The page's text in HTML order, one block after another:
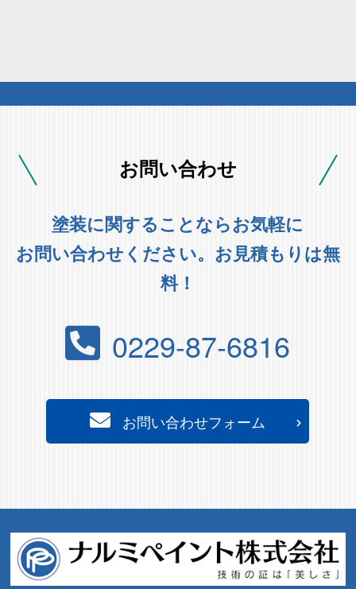
お問い合わせ
塗装に関することならお気軽に
お問い合わせください。お見積もりは無
料！
0229-87-6816
お問い合わせフォーム